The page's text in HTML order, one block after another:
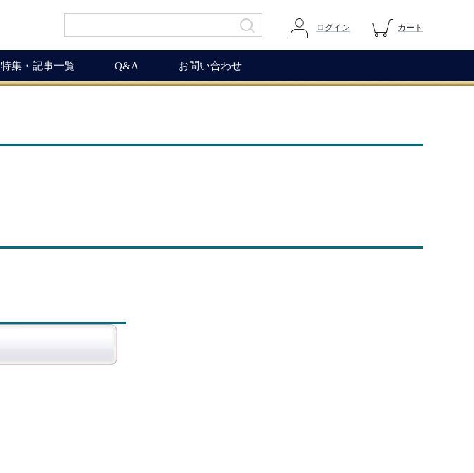
ログイン カート
特集・記事一覧
MICHIGAMIワインの飲める店
Q&A お問い合わせ